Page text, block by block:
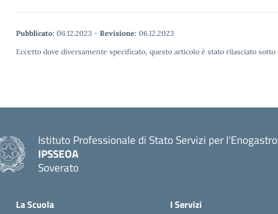
Pubblicato: 06.12.2023 - Revisione: 06.12.2023
Eccetto dove diversamente specificato, questo articolo è stato rilasciato
Istituto Professionale di Stato Servizi per
IPSSEOA
Soverato
La Scuola I Servizi